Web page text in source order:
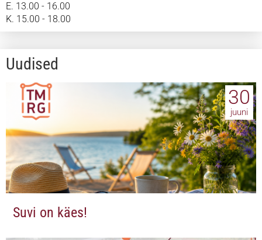
E. 13.00 - 16.00
K. 15.00 - 18.00
Uudised
30
juuni
Suvi on käes!